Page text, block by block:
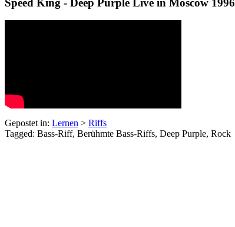
Gepostet in: Lernen > Riffs
Tagged: Bass-Riff, Berühmte Bass-Riffs, Deep Purple, Rock